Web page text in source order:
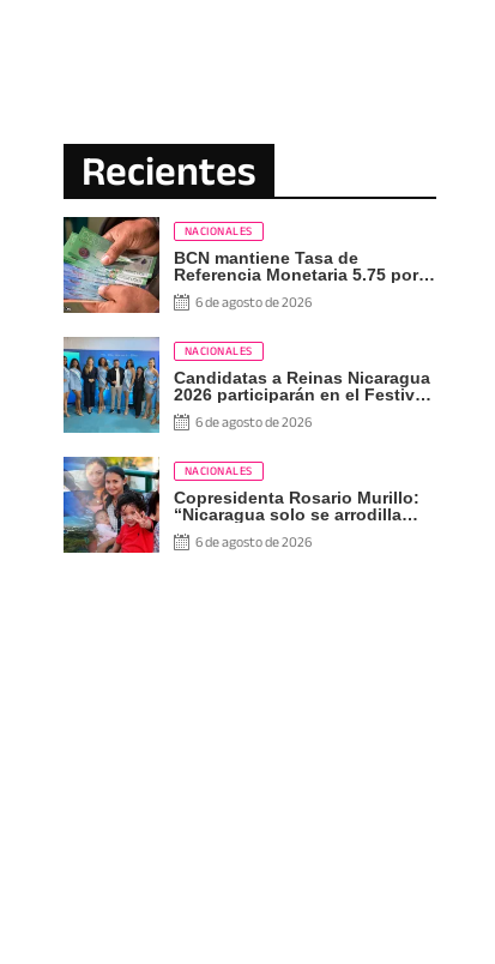
Recientes
NACIONALES
BCN mantiene Tasa de
Referencia Monetaria 5.75 por
ciento6 de agosto de 2026
NACIONALES
Candidatas a Reinas Nicaragua
2026 participarán en el Festival
Internacional de las Artes,
Cultura y Gastronomía
6 de agosto de 2026
NACIONALES
Copresidenta Rosario Murillo:
“Nicaragua solo se arrodilla
ante Dios”
6 de agosto de 2026